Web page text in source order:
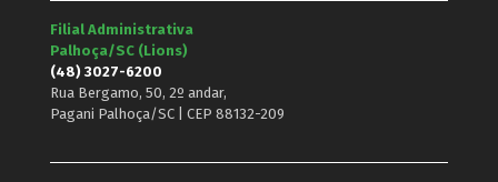
Filial Administrativa
Palhoça/SC (Lions)
(48) 3027-6200
Rua Bergamo, 50, 2º andar,
Pagani Palhoça/SC | CEP 88132-209